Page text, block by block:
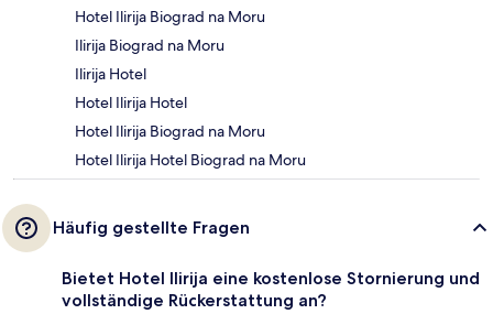
Hotel Ilirija Biograd na Moru
Ilirija Biograd na Moru
Ilirija Hotel
Hotel Ilirija Hotel
Hotel Ilirija Biograd na Moru
Hotel Ilirija Hotel Biograd na Moru
Häufig gestellte Fragen
Bietet Hotel Ilirija eine kostenlose Stornierung und
vollständige Rückerstattung an?